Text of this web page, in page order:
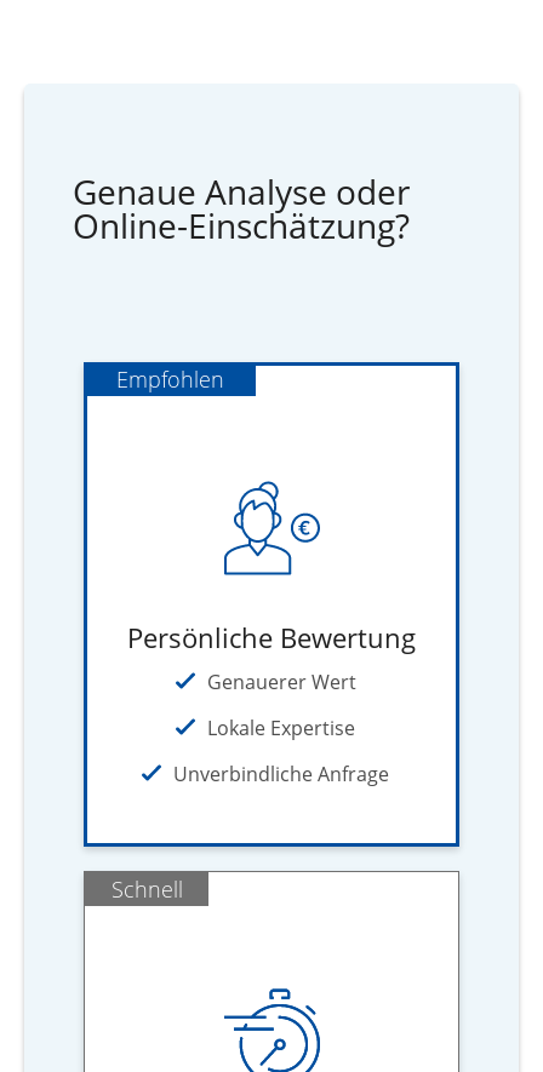
Genaue Analyse oder
Online-Einschätzung?
Empfohlen
Persönliche Bewertung
Genauerer Wert
Lokale Expertise
Unverbindliche Anfrage
Schnell